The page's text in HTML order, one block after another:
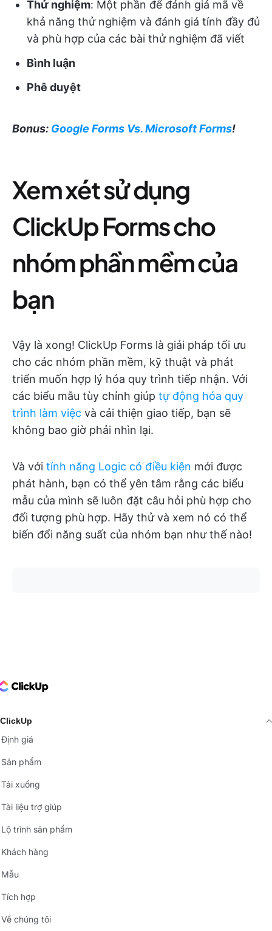
Thử nghiệm: Một phần để đánh giá mã về
khả năng thử nghiệm và đánh giá tính đầy đủ
và phù hợp của các bài thử nghiệm đã viết
Bình luận
Phê duyệt
Bonus: Google Forms Vs. Microsoft Forms!
Xem xét sử dụng
ClickUp Forms cho
nhóm phần mềm của
bạn
Vậy là xong! ClickUp Forms là giải pháp tối ưu
cho các nhóm phần mềm, kỹ thuật và phát
triển muốn hợp lý hóa quy trình tiếp nhận. Với
các biểu mẫu tùy chỉnh giúp tự động hóa quy
trình làm việc và cải thiện giao tiếp, bạn sẽ
không bao giờ phải nhìn lại.
Và với tính năng Logic có điều kiện mới được
phát hành, bạn có thể yên tâm rằng các biểu
mẫu của mình sẽ luôn đặt câu hỏi phù hợp cho
đối tượng phù hợp. Hãy thử và xem nó có thể
biến đổi năng suất của nhóm bạn như thế nào!
Logo
ClickUp
Định giá
Sản phẩm
Tải xuống
Tài liệu trợ giúp
Lộ trình sản phẩm
Khách hàng
Mẫu
Tích hợp
Về chúng tôi